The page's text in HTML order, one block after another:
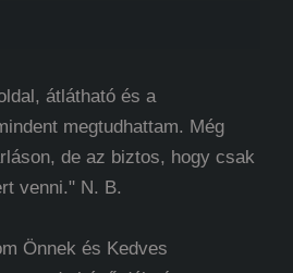
átlátható és a
megtudhattam. Még
de az biztos, hogy csak
venni." N. B.
Önnek és Kedves